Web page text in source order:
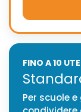
FINO A 10
Per scuole